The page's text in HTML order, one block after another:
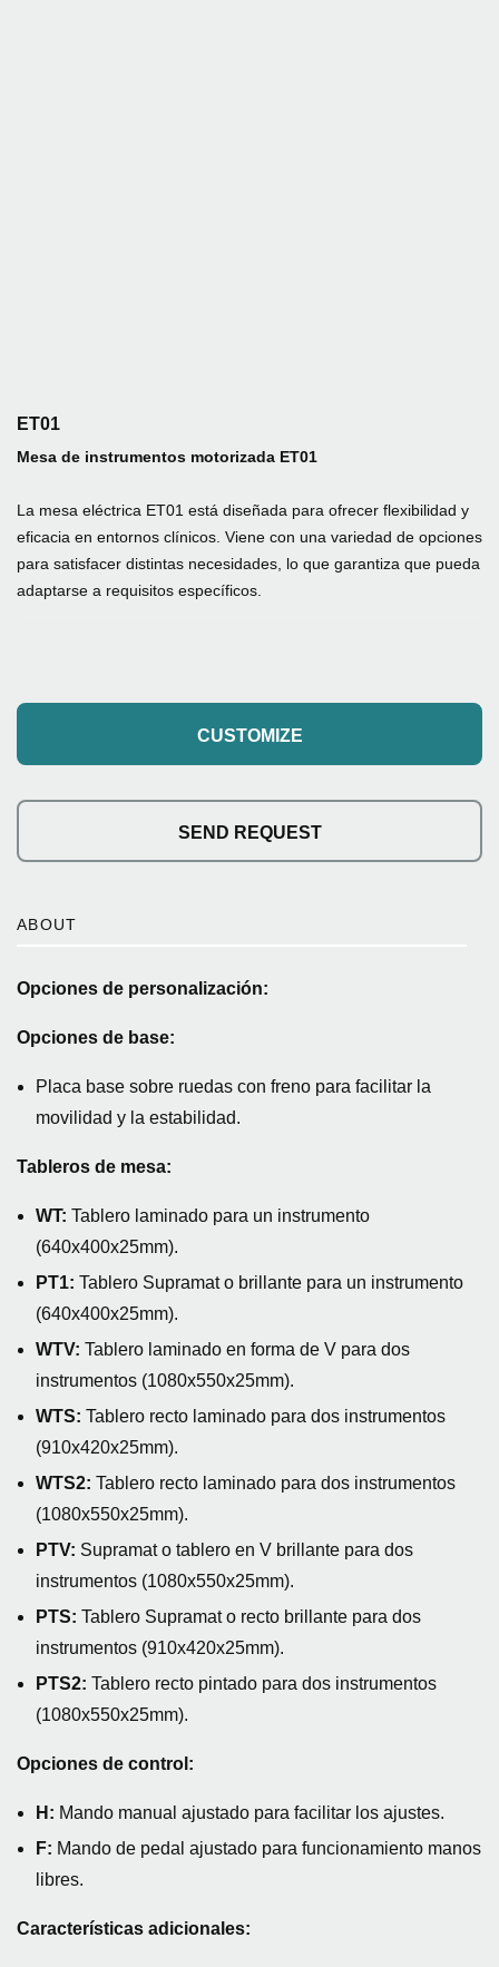
ET01
Mesa de instrumentos motorizada ET01
La mesa eléctrica ET01 está diseñada para ofrecer flexibilidad y
eficacia en entornos clínicos. Viene con una variedad de opciones
para satisfacer distintas necesidades, lo que garantiza que pueda
adaptarse a requisitos específicos.
CUSTOMIZE
SEND REQUEST
ABOUT
Opciones de personalización:
Opciones de base:
Placa base sobre ruedas con freno para facilitar la
movilidad y la estabilidad.
Tableros de mesa:
WT: Tablero laminado para un instrumento
(640x400x25mm).
PT1: Tablero Supramat o brillante para un instrumento
(640x400x25mm).
WTV: Tablero laminado en forma de V para dos
instrumentos (1080x550x25mm).
WTS: Tablero recto laminado para dos instrumentos
(910x420x25mm).
WTS2: Tablero recto laminado para dos instrumentos
(1080x550x25mm).
PTV: Supramat o tablero en V brillante para dos
instrumentos (1080x550x25mm).
PTS: Tablero Supramat o recto brillante para dos
instrumentos (910x420x25mm).
PTS2: Tablero recto pintado para dos instrumentos
(1080x550x25mm).
Opciones de control:
H: Mando manual ajustado para facilitar los ajustes.
F: Mando de pedal ajustado para funcionamiento manos
libres.
Características adicionales: